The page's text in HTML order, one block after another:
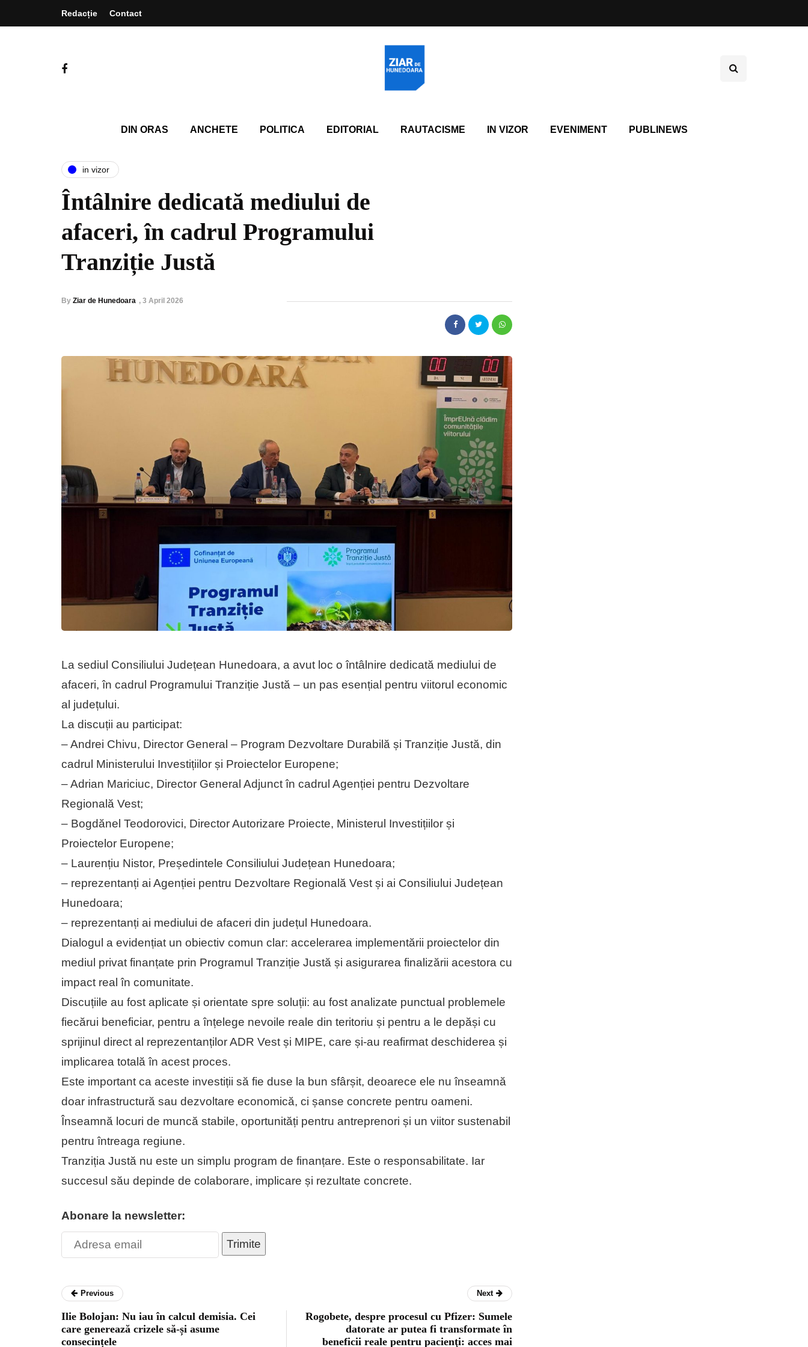
Redacție Contact
DIN ORAS ANCHETE POLITICA EDITORIAL RAUTACISME IN VIZOR EVENIMENT PUBLINEWS
in vizor
Întâlnire dedicată mediului de
afaceri, în cadrul Programului
Tranziție Justă
By Ziar de Hunedoara , 3 April 2026
La sediul Consiliului Județean Hunedoara, a avut loc o întâlnire dedicată mediului de
afaceri, în cadrul Programului Tranziție Justă – un pas esențial pentru viitorul economic
al județului.
La discuții au participat:
– Andrei Chivu, Director General – Program Dezvoltare Durabilă și Tranziție Justă, din
cadrul Ministerului Investițiilor și Proiectelor Europene;
– Adrian Mariciuc, Director General Adjunct în cadrul Agenției pentru Dezvoltare
Regională Vest;
– Bogdănel Teodorovici, Director Autorizare Proiecte, Ministerul Investițiilor și
Proiectelor Europene;
– Laurențiu Nistor, Președintele Consiliului Județean Hunedoara;
– reprezentanți ai Agenției pentru Dezvoltare Regională Vest și ai Consiliului Județean
Hunedoara;
– reprezentanți ai mediului de afaceri din județul Hunedoara.
Dialogul a evidențiat un obiectiv comun clar: accelerarea implementării proiectelor din
mediul privat finanțate prin Programul Tranziție Justă și asigurarea finalizării acestora cu
impact real în comunitate.
Discuțiile au fost aplicate și orientate spre soluții: au fost analizate punctual problemele
fiecărui beneficiar, pentru a înțelege nevoile reale din teritoriu și pentru a le depăși cu
sprijinul direct al reprezentanților ADR Vest și MIPE, care și-au reafirmat deschiderea și
implicarea totală în acest proces.
Este important ca aceste investiții să fie duse la bun sfârșit, deoarece ele nu înseamnă
doar infrastructură sau dezvoltare economică, ci șanse concrete pentru oameni.
Înseamnă locuri de muncă stabile, oportunități pentru antreprenori și un viitor sustenabil
pentru întreaga regiune.
Tranziția Justă nu este un simplu program de finanțare. Este o responsabilitate. Iar
succesul său depinde de colaborare, implicare și rezultate concrete.
Abonare la newsletter:
Trimite
Previous
Ilie Bolojan: Nu iau în calcul demisia. Cei
care generează crizele să-și asume
consecințele
Next
Rogobete, despre procesul cu Pfizer: Sumele
datorate ar putea fi transformate în
beneficii reale pentru pacienţi: acces mai